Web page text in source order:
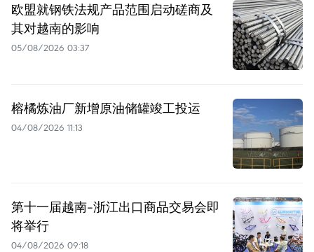
欧盟就钢铁法规产品范围启动磋商及
其对越南的影响
05/08/2026 03:37
榕橘炼油厂新增原油储罐竣工投运
04/08/2026 11:13
第十一届越南-浙江出口商品交易会即
将举行
04/08/2026 09:18